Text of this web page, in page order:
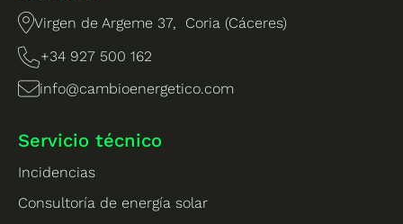
Virgen de Argeme 37, Coria (Cáceres)
+34 927 500 162
info@cambioenergetico.com
Servicio técnico
Incidencias
Consultoría de energía solar